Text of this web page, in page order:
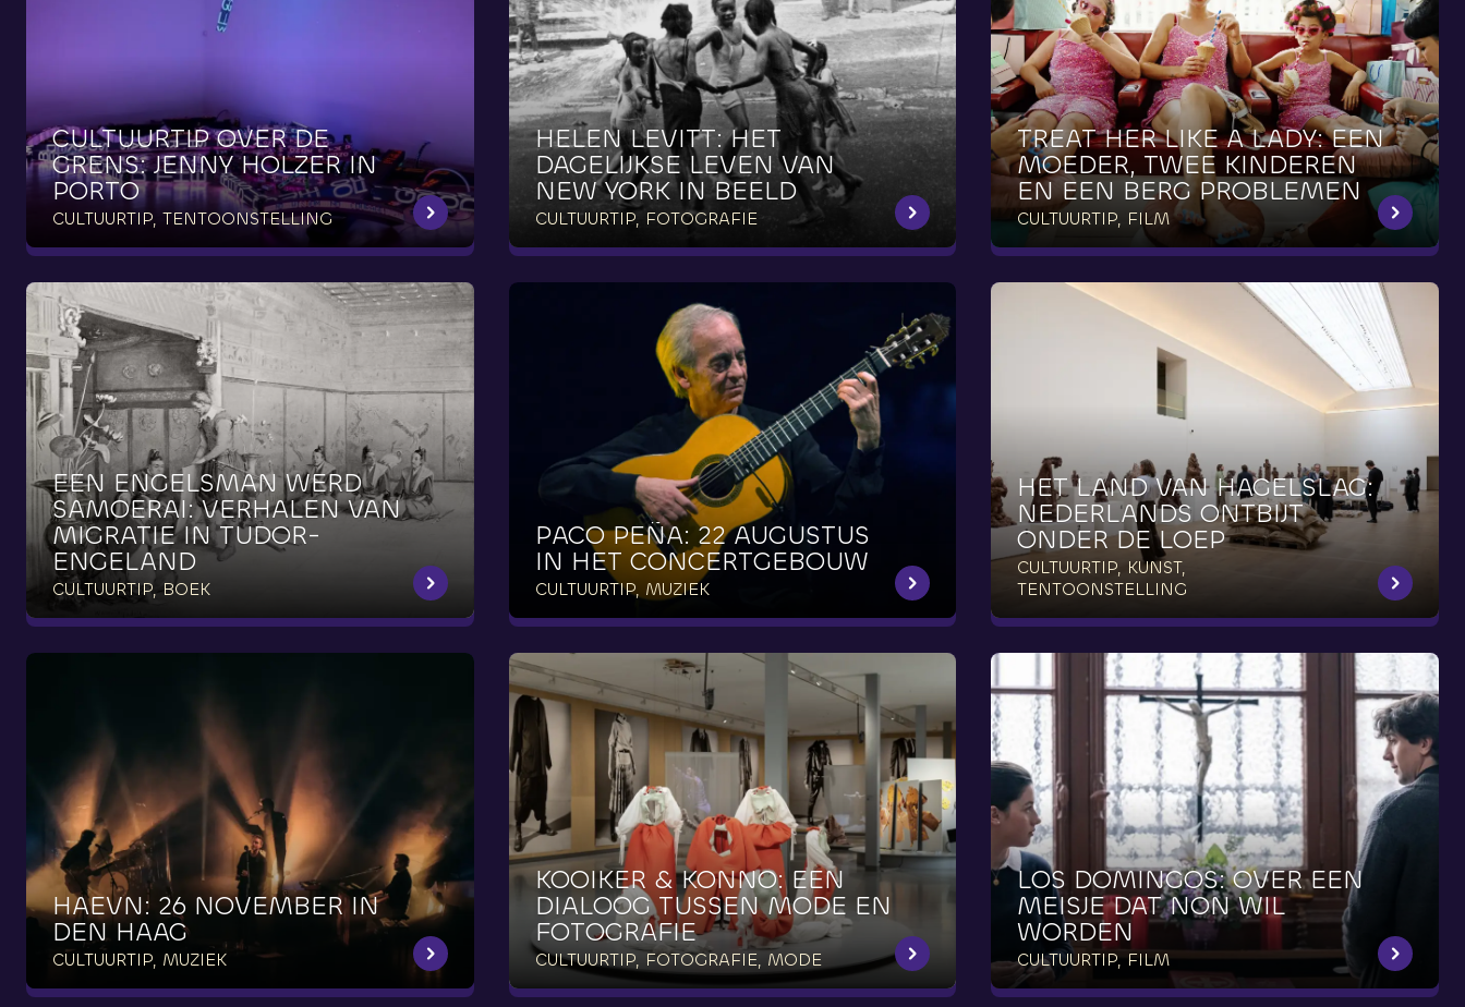
CULTUURTIP OVER DE
GRENS: JENNY HOLZER IN
PORTO
CULTUURTIP, TENTOONSTELLING
HELEN LEVITT: HET
DAGELIJKSE LEVEN VAN
NEW YORK IN BEELD
CULTUURTIP, FOTOGRAFIE
TREAT HER LIKE A LADY: EEN
MOEDER, TWEE KINDEREN
EN EEN BERG PROBLEMEN
CULTUURTIP, FILM
EEN ENGELSMAN WERD
SAMOERAI: VERHALEN VAN
MIGRATIE IN TUDOR-
ENGELAND
CULTUURTIP, BOEK
PACO PEÑA: 22 AUGUSTUS
IN HET CONCERTGEBOUW
CULTUURTIP, MUZIEK
HET LAND VAN HAGELSLAG:
NEDERLANDS ONTBIJT
ONDER DE LOEP
CULTUURTIP, KUNST,
TENTOONSTELLING
HAEVN: 26 NOVEMBER IN
DEN HAAG
CULTUURTIP, MUZIEK
KOOIKER & KONNO: EEN
DIALOOG TUSSEN MODE EN
FOTOGRAFIE
CULTUURTIP, FOTOGRAFIE, MODE
LOS DOMINGOS: OVER EEN
MEISJE DAT NON WIL
WORDEN
CULTUURTIP, FILM